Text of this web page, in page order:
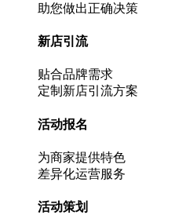
助您做出正确决策
新店引流
贴合品牌需求
定制新店引流方案
活动报名
为商家提供特色
差异化运营服务
活动策划